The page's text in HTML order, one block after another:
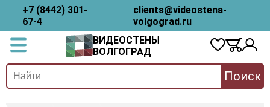
+7 (8442) 301-
67-4
clients@videostena-
volgograd.ru
ВИДЕОСТЕНЫ
ВОЛГОГРАД
Поиск